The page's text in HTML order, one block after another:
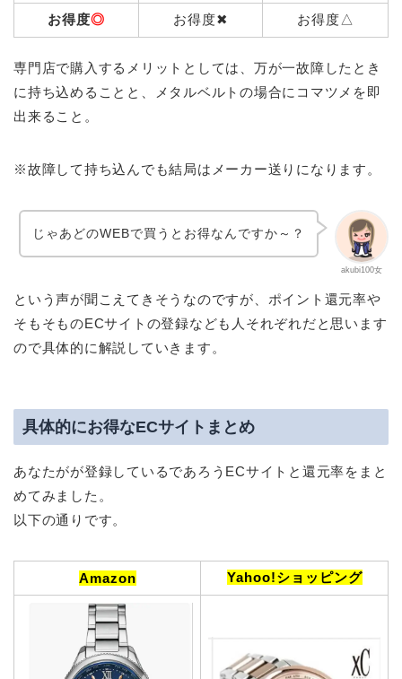
お得度◎ お得度✖ お得度△
専門店で購入するメリットとしては、万が一故障したとき
に持ち込めることと、メタルベルトの場合にコマツメを即
出来ること。
※故障して持ち込んでも結局はメーカー送りになります。
akubi100女
じゃあどのWEBで買うとお得なんですか～？
という声が聞こえてきそうなのですが、ポイント還元率や
そもそものECサイトの登録なども人それぞれだと思います
ので具体的に解説していきます。
具体的にお得なECサイトまとめ
あなたがが登録しているであろうECサイトと還元率をまと
めてみました。
以下の通りです。
Amazon Yahoo!ショッピング